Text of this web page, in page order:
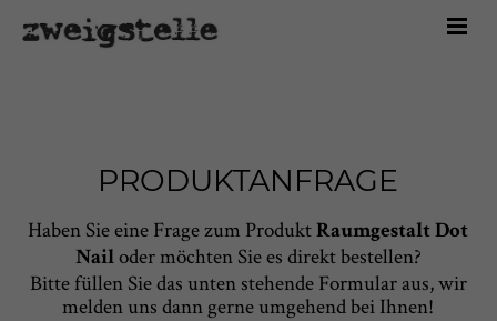
Home
Shop
PRODUKTANFRAGE
Haben Sie eine Frage zum ProduktRaumgestalt Dot
Nailoder möchten Sie es direkt bestellen?
Bitte füllen Sie das unten stehende Formular aus, wir
melden uns dann gerne umgehend bei Ihnen!